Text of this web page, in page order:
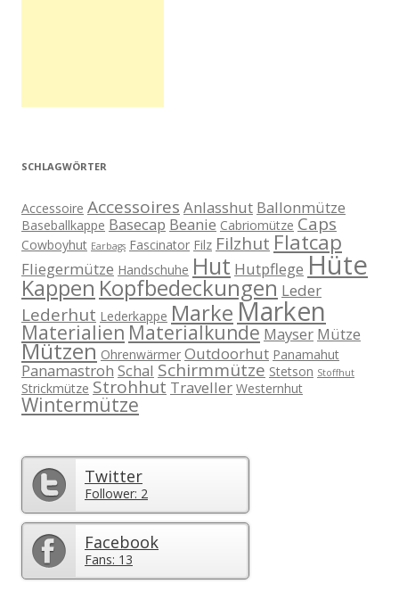
SCHLAGWÖRTER
Accessoire Accessoires Anlasshut Ballonmütze
Baseballkappe Basecap Beanie Cabriomütze Caps
Cowboyhut Earbags Fascinator Filz Filzhut Flatcap
Fliegermütze Handschuhe Hut Hutpflege Hüte
Kappen Kopfbedeckungen Leder
Lederhut Lederkappe MarkeMarken
Materialien Materialkunde Mayser Mütze
Mützen Ohrenwärmer Outdoorhut Panamahut
Panamastroh Schal Schirmmütze Stetson Stoffhut
Strickmütze Strohhut Traveller Westernhut
Wintermütze
Twitter
Follower: 2
Facebook
Fans: 13